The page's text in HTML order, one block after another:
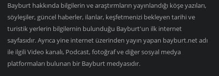
Bayburt hakkında bilgilerin ve araştırmların yayınlandığı köşe yazıları,
söyleşiler, güncel haberler, ilanlar, keşfetmenizi bekleyen tarihi ve
turistik yerlerin bilgilernin bulunduğu Bayburt'un ilk internet
sayfasıdır. Ayrıca yine internet üzerinden yayın yapan bayburt.net adı
ile ilgili Video kanalı, Podcast, fotoğraf ve diğer sosyal medya
platformaları bulunan bir Bayburt medyasıdır.